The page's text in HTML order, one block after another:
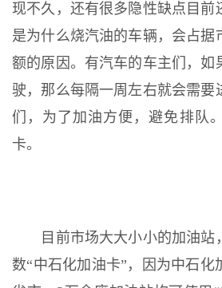
现不久，还有很多隐性缺点目前
是为什么烧汽油的车辆，会占据
额的原因。有汽车的车主们，如
驶，那么每隔一周左右就会需要
们，为了加油方便，避免排队
卡。
目前市场大大小小的加油站
数“中石化加油卡”，因为中石化